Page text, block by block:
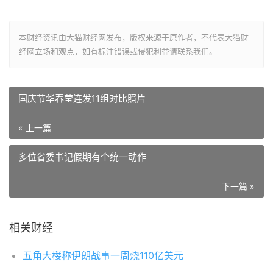
本财经资讯由大猫财经网发布，版权来源于原作者，不代表大猫财
经网立场和观点，如有标注错误或侵犯利益请联系我们。
国庆节华春莹连发11组对比照片
« 上一篇
多位省委书记假期有个统一动作
下一篇 »
相关财经
五角大楼称伊朗战事一周烧110亿美元